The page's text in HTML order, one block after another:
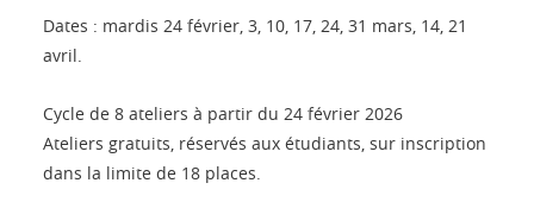
Dates : mardis 24 février, 3, 10, 17, 24, 31 mars, 14, 21
avril.
Cycle de 8 ateliers à partir du 24 février 2026
Ateliers gratuits, réservés aux étudiants, sur inscription
dans la limite de 18 places.